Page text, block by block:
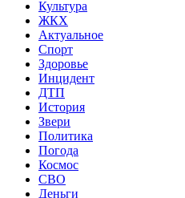
Культура
ЖКХ
Актуальное
Спорт
Здоровье
Инцидент
ДТП
История
Звери
Политика
Погода
Космос
СВО
Деньги